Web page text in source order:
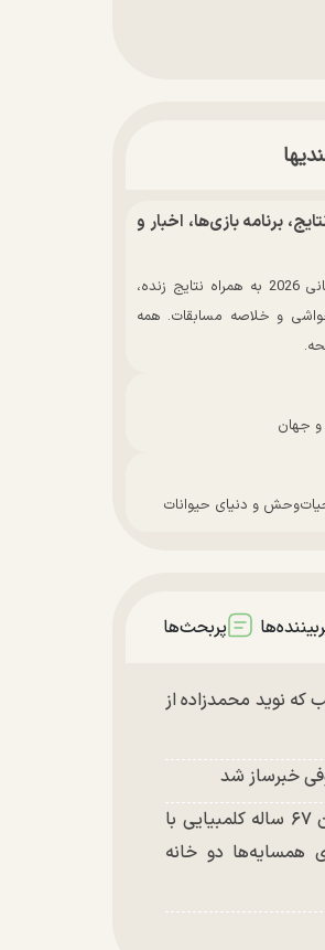
جام جهانی 2026 | نتایج، برنامه بازی‌ها، اخبار و
مشاهده جدول کامل جام جهانی 2026 به همراه نتایج زنده،
حواشی و خلاصه مسابقات. همه
و جهان
و دنیای حیوانات
پربحث‌ها
که نوید محمدزاده از
خبرساز شد
ملکه شایعه کلمبیا؛ زن ۶۷ ساله کلمبیایی با
همسایه‌ها دو خانه